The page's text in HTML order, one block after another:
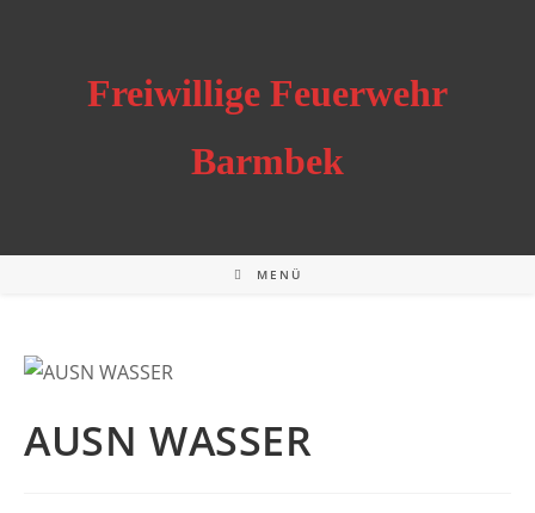
Freiwillige Feuerwehr
Barmbek
MENÜ
AUSN WASSER